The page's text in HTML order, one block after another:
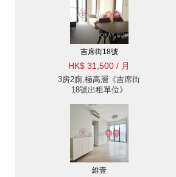
吉席街18號
HK$ 31,500 / 月
3房2廁,極高層《吉席街
18號出租單位》
維壹